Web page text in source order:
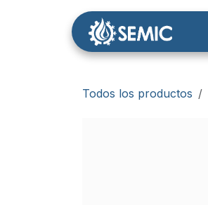
Todos los productos